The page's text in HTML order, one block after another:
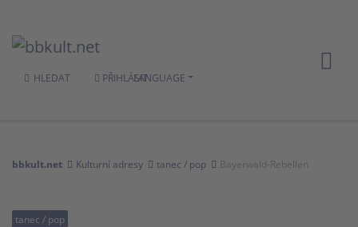
HLEDAT PŘIHLÁSITLANGUAGE
bbkult.net Kulturní adresy tanec / pop Bayerwald-Rebellen
tanec / pop